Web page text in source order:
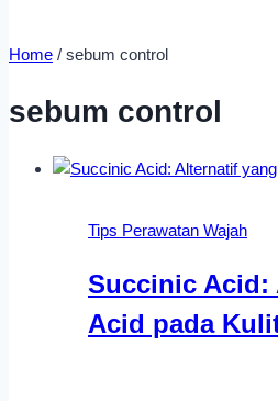
Home / sebum control
sebum control
Tips Perawatan Wajah
Succinic Acid:
Acid pada